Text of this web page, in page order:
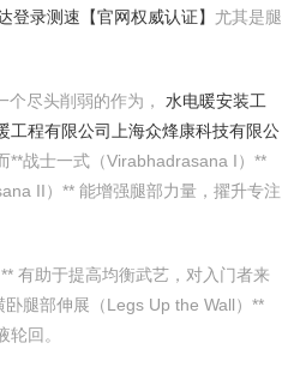
登录测速【官网权威认证】 尤其是腿
个尽头削弱的作为， 水电暖安装工
工程有限公司
上海众烽康科技有限公
**战士一式（Virabhadrasana I）**
II）** 能增强腿部力量，擢升专注
有助于提高均衡武艺，对入门者来
腿部伸展（Legs Up the Wall）**
回。